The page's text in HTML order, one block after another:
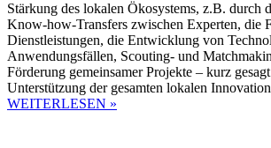
Stärkung des lokalen Ökosystems, z.B. durch
Know-how-Transfers zwischen Experten, die
Dienstleistungen, die Entwicklung von
Anwendungsfällen, Scouting- und
Förderung gemeinsamer Projekte – kurz
Unterstützung der gesamten lokalen
WEITERLESEN »